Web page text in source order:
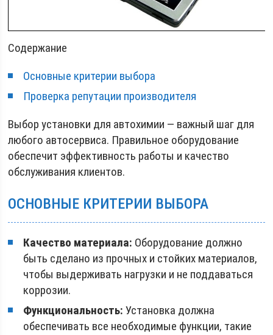
Содержание
Основные критерии выбора
Проверка репутации производителя
Выбор установки для автохимии — важный шаг для
любого автосервиса. Правильное оборудование
обеспечит эффективность работы и качество
обслуживания клиентов.
ОСНОВНЫЕ КРИТЕРИИ ВЫБОРА
Качество материала: Оборудование должно
быть сделано из прочных и стойких материалов,
чтобы выдерживать нагрузки и не поддаваться
коррозии.
Функциональность: Установка должна
обеспечивать все необходимые функции, такие